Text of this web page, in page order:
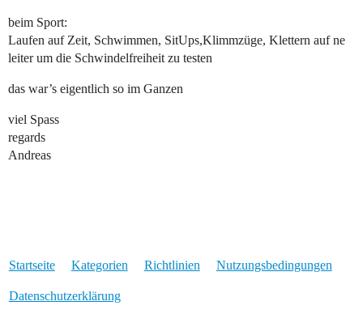
beim Sport:
Laufen auf Zeit, Schwimmen, SitUps,Klimmzüge, Klettern auf ne
leiter um die Schwindelfreiheit zu testen
das war’s eigentlich so im Ganzen
viel Spass
regards
Andreas
Startseite Kategorien Richtlinien Nutzungsbedingungen
Datenschutzerklärung